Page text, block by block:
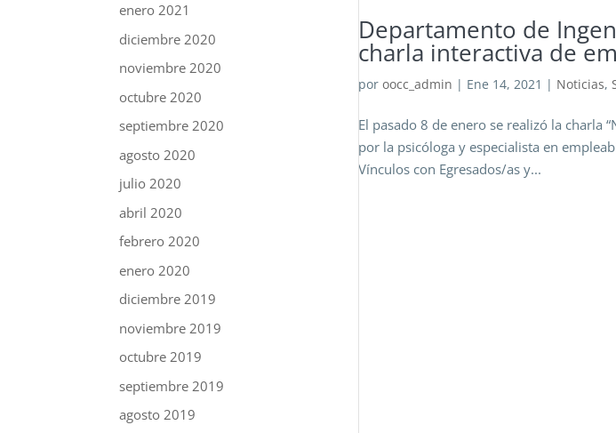
Departamento de
charla interactiva de
poroocc_admin | Ene 14, 2021 | Noticias,
El pasado 8 de enero se realizó la charla
por la psicóloga y especialista en
Vínculos con Egresados/as y...
enero 2021
diciembre 2020
noviembre 2020
octubre 2020
septiembre 2020
agosto 2020
julio 2020
abril 2020
febrero 2020
enero 2020
diciembre 2019
noviembre 2019
octubre 2019
septiembre 2019
agosto 2019